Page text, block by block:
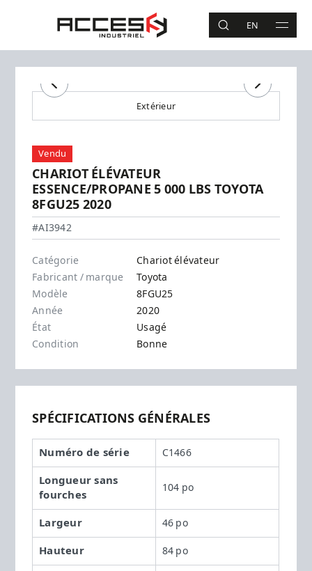
Accès Industriel
RECHERCHE
EN MAIN
Recherche
Précédent Suivant
Extérieur
Vendu
CHARIOT ÉLÉVATEUR
ESSENCE/PROPANE 5 000 LBS TOYOTA
8FGU25 2020
Toyota - 8FGU25
#AI3942
Catégorie
Chariot élévateur
Fabricant / marque
Toyota
Modèle
8FGU25
Année
2020
État
Usagé
Condition
Bonne
SPÉCIFICATIONS GÉNÉRALES
Numéro de série C1466
Longueur sans
fourches
104 po
Largeur 46 po
Hauteur 84 po